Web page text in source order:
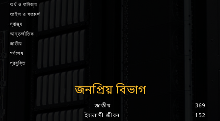
অর্থ ও বানিজ্য
আইন ও পরামর্শ
স্বাস্থ্য
আন্তর্জাতিক
জাতীয়
সর্বশেষ
প্রযুক্তি
জনপ্রিয় বিভাগ
জাতীয়
369
ইসলামী জীবন
152